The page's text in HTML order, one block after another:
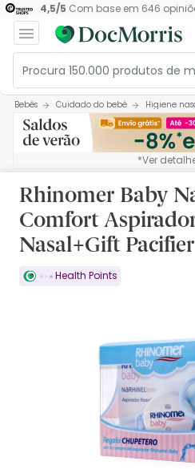
4,5/5 Com base em 646
Bebés Cuidado do bebé Higiene
*Ver
Rhinomer Baby
Comfort
Nasal+Gift Pacifier
Health Points